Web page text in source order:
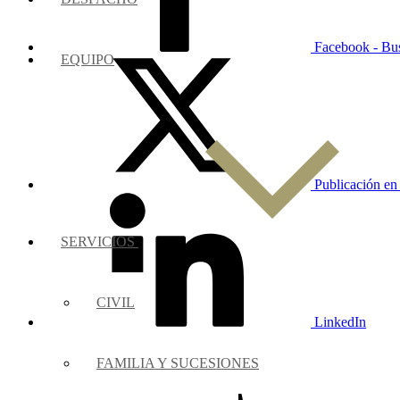
EQUIPO
SERVICIOS
CIVIL
FAMILIA Y SUCESIONES
Facebook -
Publicación
LinkedIn